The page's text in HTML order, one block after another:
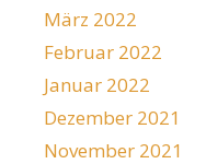
März 2022
Februar 2022
Januar 2022
Dezember 2021
November 2021